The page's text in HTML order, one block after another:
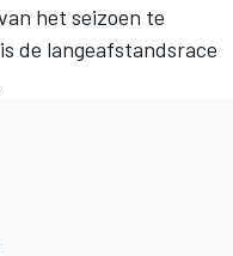
het seizoen te
de langeafstandsrace